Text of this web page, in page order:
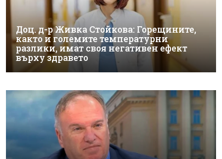
Доц. д-р Живка Стойкова: Горещините,
както и големите температурни
разлики, имат своя негативен ефект
върху здравето